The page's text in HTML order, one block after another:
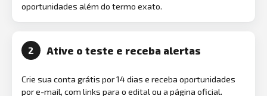
oportunidades além do termo exato.
2 Ative o teste e receba alertas
Crie sua conta grátis por 14 dias e receba oportunidades
por e-mail, com links para o edital ou a página oficial.